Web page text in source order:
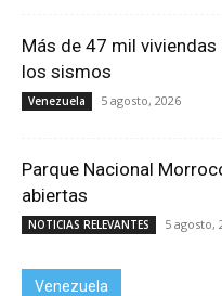
Más de 47 mil
los sismos
Venezuela 5 agosto, 2026
Parque Nacional
abiertas
NOTICIAS RELEVANTES 5 agosto,
Venezuela